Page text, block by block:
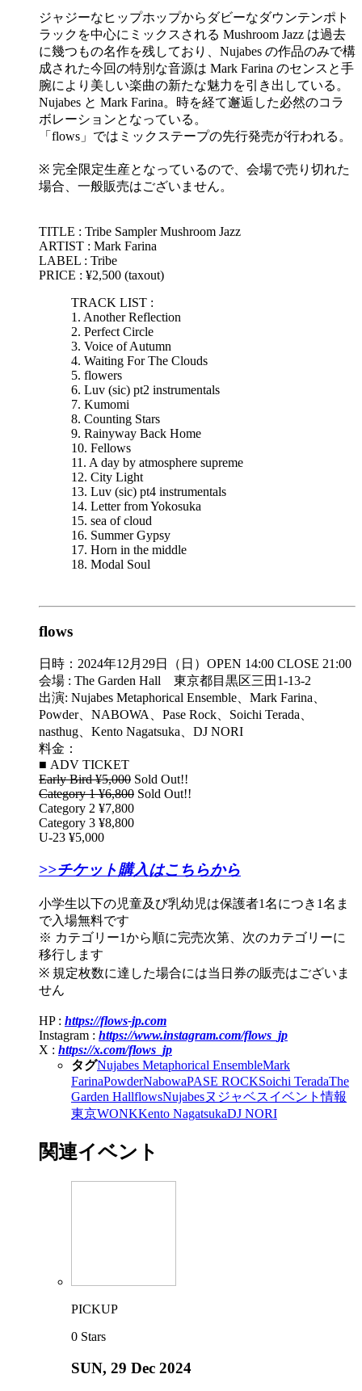
ジャジーなヒップホップからダビーなダウンテンポト
ラックを中心にミックスされる Mushroom Jazz は過去
に幾つもの名作を残しており、Nujabes の作品のみで構
成された今回の特別な音源は Mark Farina のセンスと手
腕により美しい楽曲の新たな魅力を引き出している。
Nujabes と Mark Farina。時を経て邂逅した必然のコラ
ボレーションとなっている。
「flows」ではミックステープの先行発売が行われる。
※ 完全限定生産となっているので、会場で売り切れた
場合、一般販売はございません。
TITLE : Tribe Sampler Mushroom Jazz
ARTIST : Mark Farina
LABEL : Tribe
PRICE : ¥2,500 (taxout)
TRACK LIST :
1. Another Reflection
2. Perfect Circle
3. Voice of Autumn
4. Waiting For The Clouds
5. flowers
6. Luv (sic) pt2 instrumentals
7. Kumomi
8. Counting Stars
9. Rainyway Back Home
10. Fellows
11. A day by atmosphere supreme
12. City Light
13. Luv (sic) pt4 instrumentals
14. Letter from Yokosuka
15. sea of cloud
16. Summer Gypsy
17. Horn in the middle
18. Modal Soul
flows
日時：2024年12月29日（日）OPEN 14:00 CLOSE 21:00
会場 : The Garden Hall 東京都目黒区三田1-13-2
出演: Nujabes Metaphorical Ensemble、Mark Farina、
Powder、NABOWA、Pase Rock、Soichi Terada、
nasthug、Kento Nagatsuka、DJ NORI
料金：
■ ADV TICKET
Early Bird ¥5,000 Sold Out!!
Category 1 ¥6,800 Sold Out!!
Category 2 ¥7,800
Category 3 ¥8,800
U-23 ¥5,000
>>チケット購入はこちらから
小学生以下の児童及び乳幼児は保護者1名につき1名ま
で入場無料です
※ カテゴリー1から順に完売次第、次のカテゴリーに
移行します
※ 規定枚数に達した場合には当日券の販売はございま
せん
HP : https://flows-jp.com
Instagram : https://www.instagram.com/flows_jp
X : https://x.com/flows_jp
タグNujabes Metaphorical EnsembleMark
FarinaPowderNabowaPASE ROCKSoichi TeradaThe
Garden HallflowsNujabesヌジャベスイベント情報
東京WONKKento NagatsukaDJ NORI
関連イベント
PICKUP
0 Stars
SUN, 29 Dec 2024